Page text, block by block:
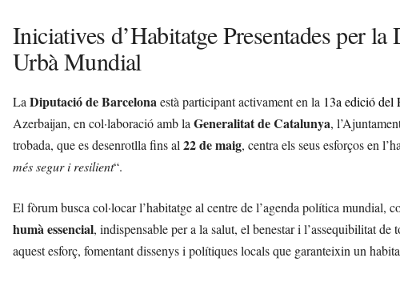
Iniciatives d’Habitatge Presentades per
Urbà Mundial
LaDiputació de Barcelonaestà participant activament en la 13a edició
Azerbaijan, en col·laboració amb laGeneralitat de Catalunya,
trobada, que es desenrotlla fins al22 de maig, centra els seus esforços en
més segur i resilient“.
El fòrum busca col·locar l’habitatge al centre de l’agenda política mundial,
humà essencial, indispensable per a la salut, el benestar i l’assequibilitat
aquest esforç, fomentant dissenys i polítiques locals que garanteixin un